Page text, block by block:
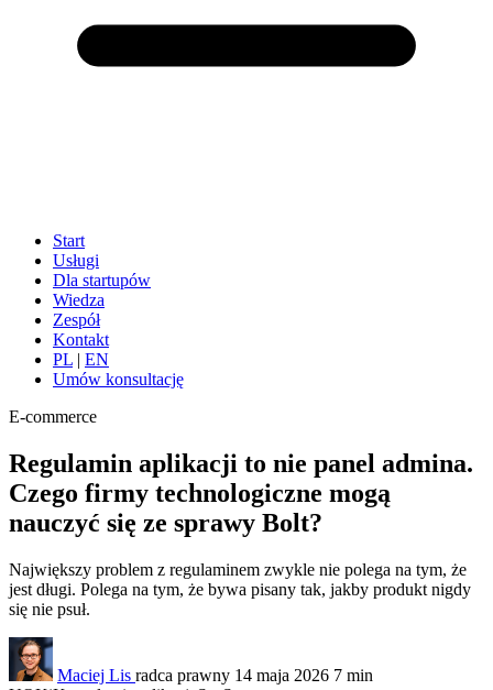
Start
Usługi
Dla startupów
Wiedza
Zespół
Kontakt
PL | EN
Umów konsultację
E-commerce
Regulamin aplikacji to nie panel admina.
Czego firmy technologiczne mogą
nauczyć się ze sprawy Bolt?
Największy problem z regulaminem zwykle nie polega na tym, że
jest długi. Polega na tym, że bywa pisany tak, jakby produkt nigdy
się nie psuł.
Maciej Lis radca prawny 14 maja 2026 7 min